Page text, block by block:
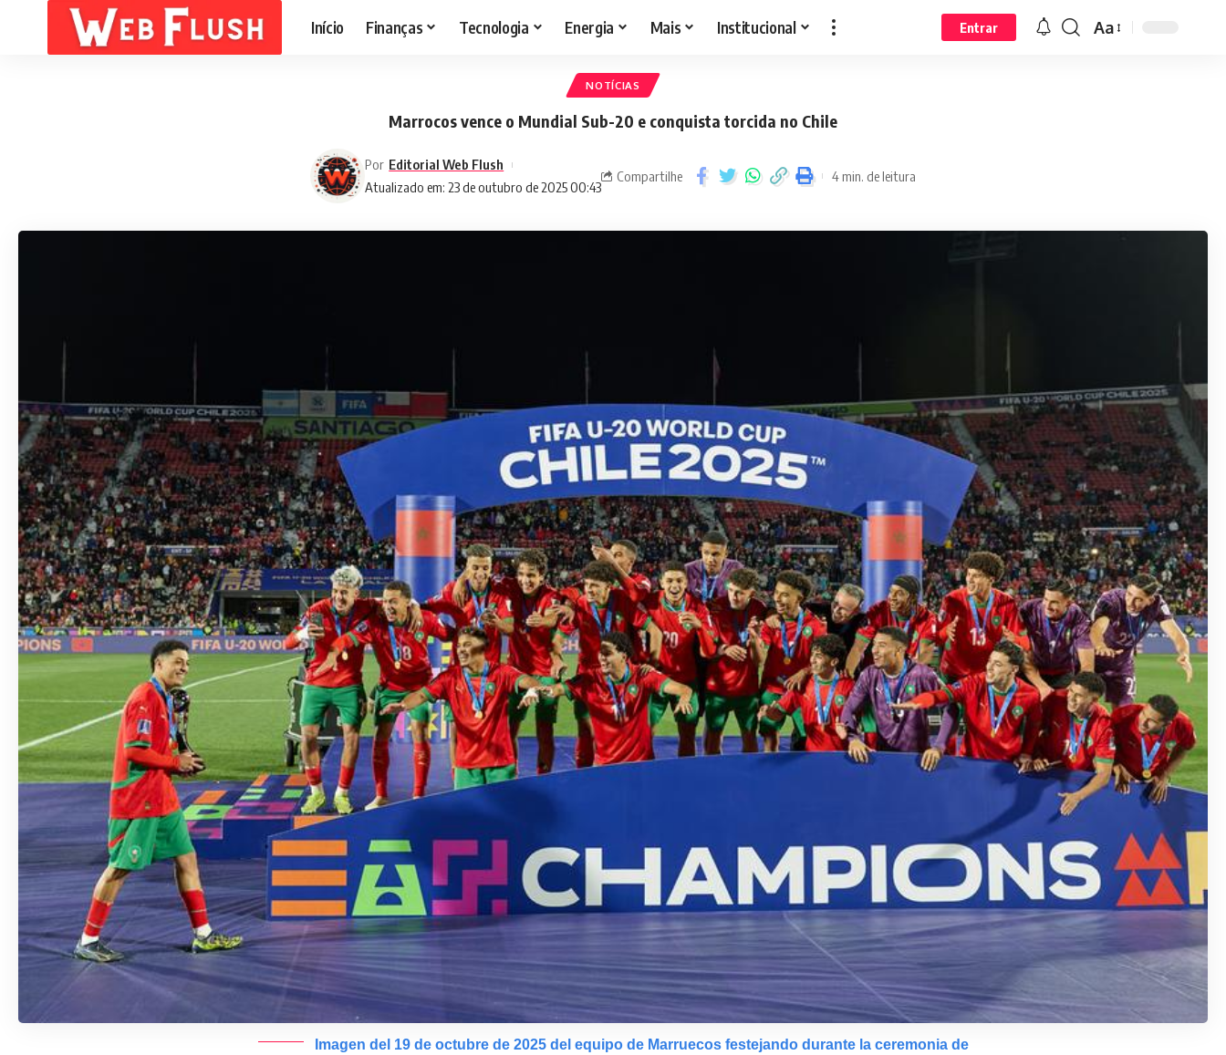
Início Finanças Tecnologia Energia Mais Institucional Entrar Aa
NOTÍCIAS
Marrocos vence o Mundial Sub-20 e conquista torcida no Chile
Atualizado em: 23 de outubro de 2025 00:43
Por Editorial Web Flush
Compartilhe 4 min. de leitura
Imagen del 19 de octubre de 2025 del equipo de Marruecos festejando durante la ceremonia de